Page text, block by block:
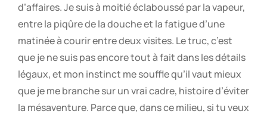
d’affaires. Je suis à moitié éclaboussé par la vapeur,
entre la piqûre de la douche et la fatigue d’une
matinée à courir entre deux visites. Le truc, c’est
que je ne suis pas encore tout à fait dans les détails
légaux, et mon instinct me souffle qu’il vaut mieux
que je me branche sur un vrai cadre, histoire d’éviter
la mésaventure. Parce que, dans ce milieu, si tu veux